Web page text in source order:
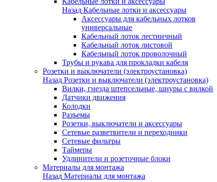
Назад Кабельные лотки и аксессуары
Аксессуары для кабельных лотков
универсальные
Кабельный лоток лестничный
Кабельный лоток листовой
Кабельный лоток проволочный
Трубы и рукава для прокладки кабеля
Розетки и выключатели (электроустановка)
Назад Розетки и выключатели (электроустановка)
Вилки, гнезда штепсельные, шнуры с вилкой
Датчики движения
Колодки
Разъемы
Розетки, выключатели и аксессуары
Сетевые разветвители и переходники
Сетевые фильтры
Таймеры
Удлинители и розеточные блоки
Материалы для монтажа
Назад Материалы для монтажа